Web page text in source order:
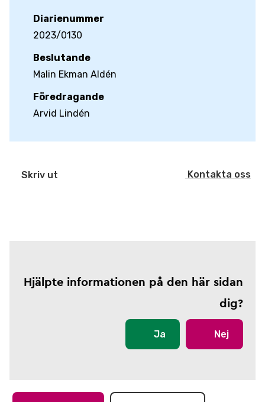
Diarienummer
2023/0130
Beslutande
Malin Ekman Aldén
Föredragande
Arvid Lindén
Skriv ut Kontakta oss
Hjälpte informationen på den här sidan
dig?
Ja Nej